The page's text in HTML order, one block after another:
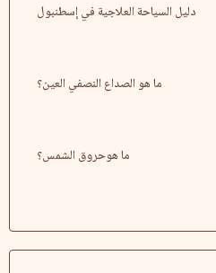
دليل السياحة العلاجية في إسطنبول
ما هو الصداع النصفي العين؟
ما هوحروق الشمس؟